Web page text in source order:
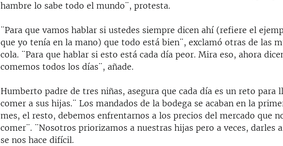
hambre lo sabe todo el mundo¨, protesta.
¨Para que vamos hablar si ustedes siempre dicen ahí (refiere el
que yo tenía en la mano) que todo está bien¨, exclamó otras de las
cola. ¨Para que hablar si esto está cada día peor. Mira eso, ahora
comemos todos los días¨, añade.
Humberto padre de tres niñas, asegura que cada día es un reto para
comer a sus hijas.¨ Los mandados de la bodega se acaban en la
mes, el resto, debemos enfrentarnos a los precios del mercado que
comer¨. ¨Nosotros priorizamos a nuestras hijas pero a veces, darles
se nos hace difícil.